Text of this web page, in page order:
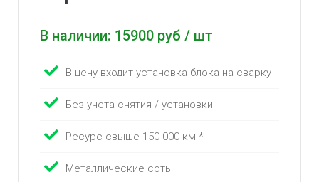
В наличии: 15900 руб / шт
В цену входит установка блока на сварку
Без учета снятия / установки
Ресурс свыше 150 000 км *
Металлические соты